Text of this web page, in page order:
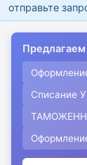
отправьте
Списание